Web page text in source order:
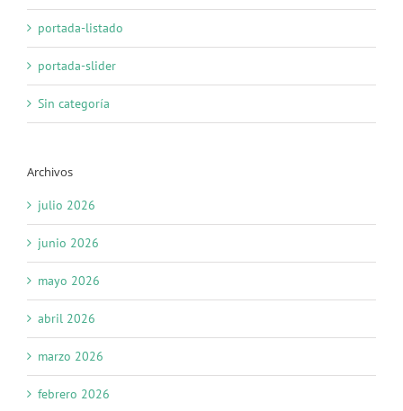
portada-listado
portada-slider
Sin categoría
Archivos
julio 2026
junio 2026
mayo 2026
abril 2026
marzo 2026
febrero 2026